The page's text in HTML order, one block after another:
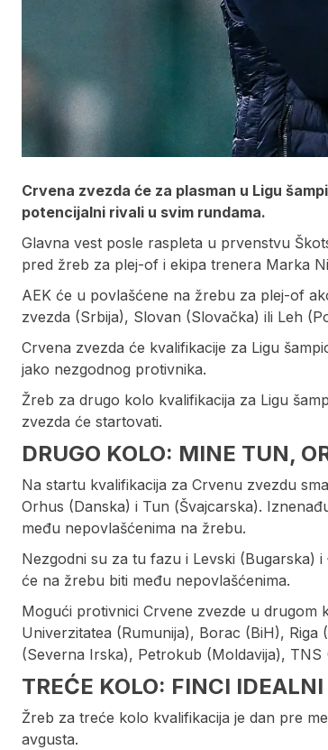
Crvena zvezda će za plasman u Ligu
potencijalni rivali u svim rundama.
Glavna vest posle raspleta u prvenstvu
pred žreb za plej-of i ekipa trenera Marka
AEK će u povlašćene na žrebu za plej-of
zvezda (Srbija), Slovan (Slovačka) ili Leh
Crvena zvezda će kvalifikacije za Ligu
jako nezgodnog protivnika.
Žreb za drugo kolo kvalifikacija za Ligu
zvezda će startovati.
DRUGO KOLO: MINE TUN,
Na startu kvalifikacija za Crvenu zvezdu
Orhus (Danska) i Tun (Švajcarska).
među nepovlašćenima na žrebu.
Nezgodni su za tu fazu i Levski
će na žrebu biti među nepovlašćenima.
Mogući protivnici Crvene zvezde u drugom
Univerzitatea (Rumunija), Borac (BiH),
(Severna Irska), Petrokub (Moldavija), TNS
TREĆE KOLO: FINCI IDEALNI
Žreb za treće kolo kvalifikacija je dan pre
avgusta.